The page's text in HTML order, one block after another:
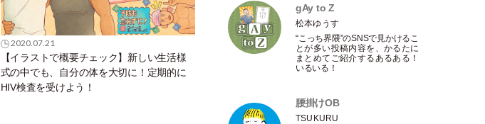
2020.07.21
【イラストで概要チェック】新しい生活様
式の中でも、自分の体を大切に！定期的に
HIV検査を受けよう！
gAy to Z
松本ゆうす
“こっち界隈”のSNSで見かけるこ
とが多い投稿内容を、かるたに
まとめてご紹介するあるある！
いるいる！
腰掛けOB
TSUKURU